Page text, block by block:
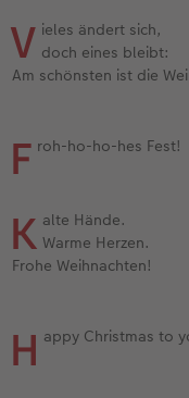
V ieles ändert sich,
doch eines bleibt:
Am schönsten ist die
F roh-ho-ho-hes Fest!
K alte Hände.
Warme Herzen.
Frohe Weihnachten!
H appy Christmas to